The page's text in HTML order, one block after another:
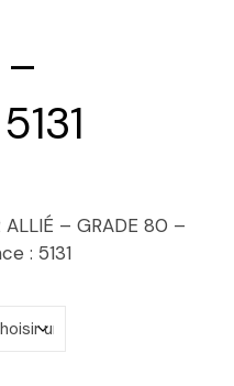
ALLIÉ – GRADE 80 –
: 5131